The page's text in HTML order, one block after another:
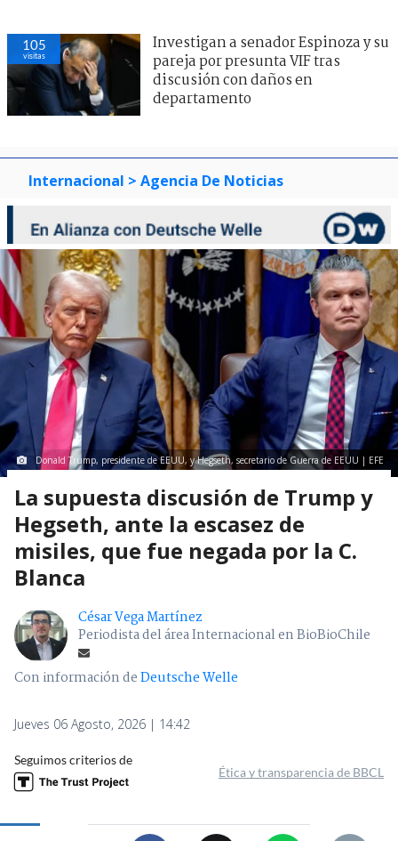
105
visitas
Investigan a senador Espinoza y su
pareja por presunta VIF tras
discusión con daños en
departamento
Internacional > Agencia De Noticias
Donald Trump, presidente de EEUU, y Hegseth, secretario de Guerra de EEUU | EFE
La supuesta discusión de Trump y
Hegseth, ante la escasez de
misiles, que fue negada por la C.
Blanca
César Vega Martínez
Periodista del área Internacional en BioBioChile
Con información deDeutsche Welle
Jueves 06 Agosto, 2026 | 14:42
Seguimos criterios de
Ética y transparencia de BBCL